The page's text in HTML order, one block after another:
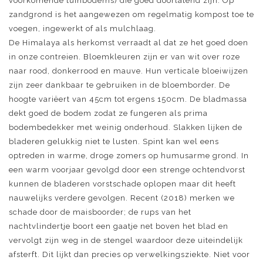
zandgrond is het aangewezen om regelmatig kompost toe te
voegen, ingewerkt of als mulchlaag.
De Himalaya als herkomst verraadt al dat ze het goed doen
in onze contreien. Bloemkleuren zijn er van wit over roze
naar rood, donkerrood en mauve. Hun verticale bloeiwijzen
zijn zeer dankbaar te gebruiken in de bloemborder. De
hoogte variëert van 45cm tot ergens 150cm. De bladmassa
dekt goed de bodem zodat ze fungeren als prima
bodembedekker met weinig onderhoud. Slakken lijken de
bladeren gelukkig niet te lusten. Spint kan wel eens
optreden in warme, droge zomers op humusarme grond. In
een warm voorjaar gevolgd door een strenge ochtendvorst
kunnen de bladeren vorstschade oplopen maar dit heeft
nauwelijks verdere gevolgen. Recent (2018) merken we
schade door de maisboorder; de rups van het
nachtvlindertje boort een gaatje net boven het blad en
vervolgt zijn weg in de stengel waardoor deze uiteindelijk
afsterft. Dit lijkt dan precies op verwelkingsziekte. Niet voor